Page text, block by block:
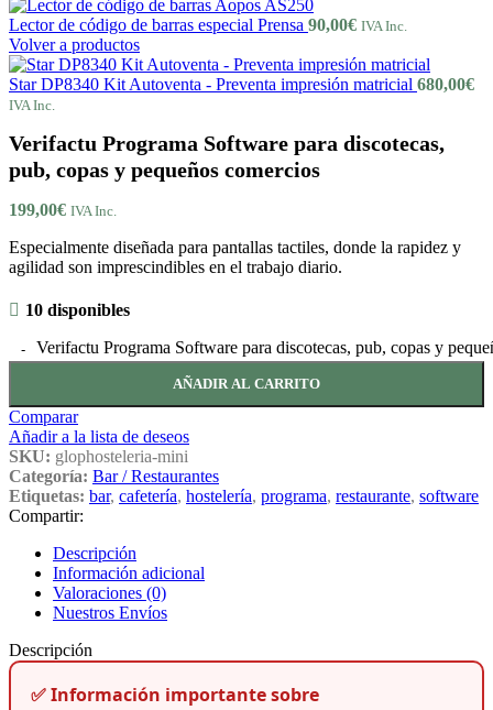
Lector de código de barras especial Prensa 90,00€ IVA Inc.
Volver a productos
Star DP8340 Kit Autoventa - Preventa impresión matricial 680,00€
IVA Inc.
Verifactu Programa Software para discotecas,
pub, copas y pequeños comercios
199,00€ IVA Inc.
Especialmente diseñada para pantallas tactiles, donde la rapidez y
agilidad son imprescindibles en el trabajo diario.
10 disponibles
Verifactu Programa Software para discotecas, pub, copas y
AÑADIR AL CARRITO
Comparar
Añadir a la lista de deseos
SKU: glophosteleria-mini
Categoría: Bar / Restaurantes
Etiquetas: bar, cafetería, hostelería, programa, restaurante, software
Compartir:
Descripción
Información adicional
Valoraciones (0)
Nuestros Envíos
Descripción
✅ Información importante sobre